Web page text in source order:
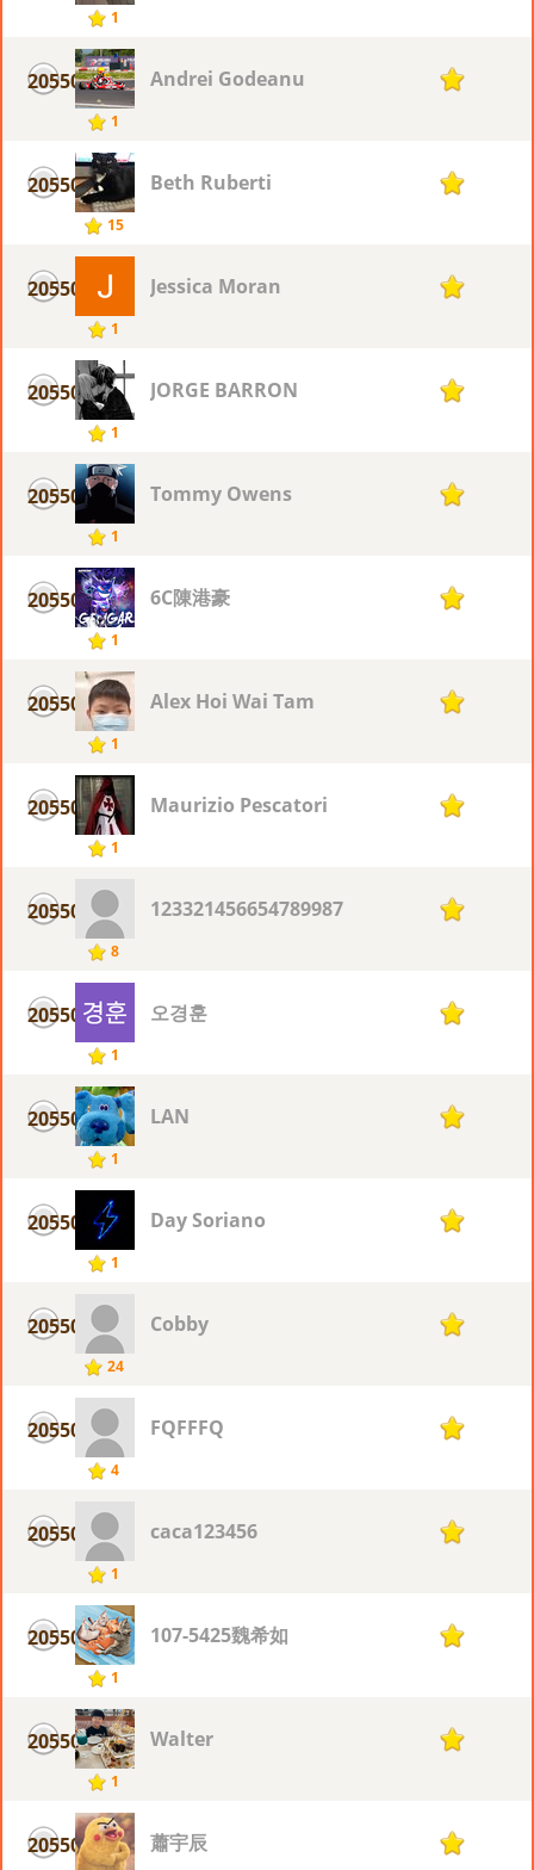
1
20550
1
Andrei Godeanu 1
20550
15
Beth Ruberti 1
20550
1
Jessica Moran 1
20550
1
JORGE BARRON 1
20550
1
Tommy Owens 1
20550
1
6C陳港豪 1
20550
1
Alex Hoi Wai Tam 1
20550
1
Maurizio Pescatori 1
20550
8
123321456654789987 1
20550
1
오경훈 1
20550
1
LAN 1
20550
1
Day Soriano 1
20550
24
Cobby 1
20550
4
FQFFFQ 1
20550
1
caca123456 1
20550
1
107-5425魏希如 1
20550
1
Walter 1
20550 蕭宇辰 1